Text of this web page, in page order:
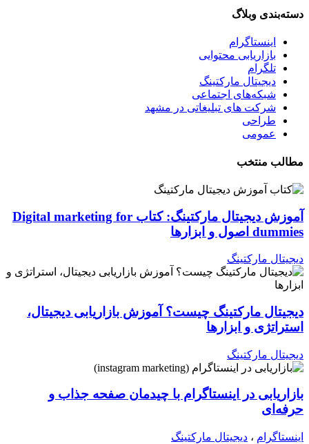
دسته‌بندی وبلاگ
اینستاگرام
بازاریابی محتوایی
تلگرام
دیجیتال مارکتینگ
شبکه‌های اجتماعی
شرکت های تبلیغاتی در مشهد
طراحی
عمومی
مطالب منتخب
آموزش دیجیتال مارکتینگ: کتاب Digital marketing for
dummies اصول و ابزارها
دیجیتال مارکتینگ
دیجیتال مارکتینگ چیست؟ آموزش بازاریابی دیجیتال،
استراتژی و ابزارها
دیجیتال مارکتینگ
بازاریابی در اینستاگرام با چیدمان صفحه جذاب و
حرفه‌ای
اینستاگرام ، دیجیتال مارکتینگ